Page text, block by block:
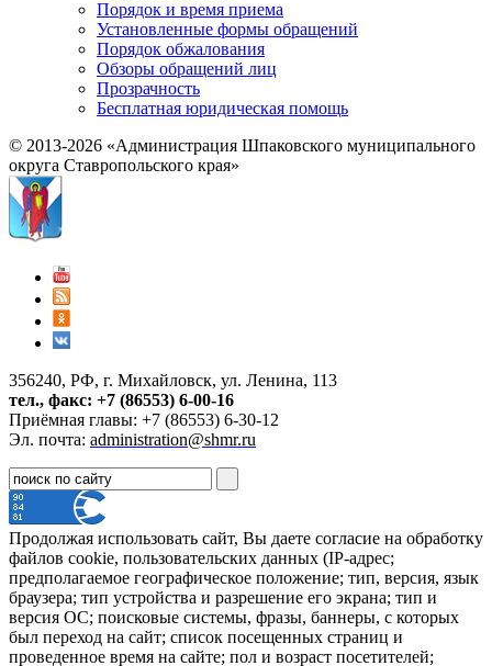
Порядок и время приема
Установленные формы обращений
Порядок обжалования
Обзоры обращений лиц
Прозрачность
Бесплатная юридическая помощь
© 2013-2026 «Администрация Шпаковского муниципального
округа Ставропольского края»
356240, РФ, г. Михайловск, ул. Ленина, 113
тел., факс: +7 (86553) 6-00-16
Приёмная главы: +7 (86553) 6-30-12
Эл. почта: administration@shmr.ru
Продолжая использовать сайт, Вы даете согласие на обработку
файлов cookie, пользовательских данных (IP-адрес;
предполагаемое географическое положение; тип, версия, язык
браузера; тип устройства и разрешение его экрана; тип и
версия ОС; поисковые системы, фразы, баннеры, с которых
был переход на сайт; список посещенных страниц и
проведенное время на сайте; пол и возраст посетителей;